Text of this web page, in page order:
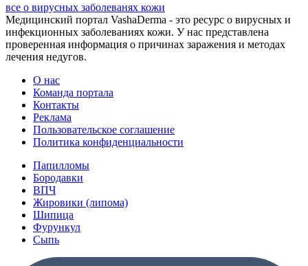
все о вирусных заболеванях кожи
Медицинский портал VashaDerma - это ресурс о вирусных и
инфекционных заболеваниях кожи. У нас представлена
проверенная информация о причинах заражения и методах
лечения недугов.
О нас
Команда портала
Контакты
Реклама
Пользовательское соглашение
Политика конфиденциальности
Папилломы
Бородавки
ВПЧ
Жировики (липома)
Шипица
Фурункул
Сыпь